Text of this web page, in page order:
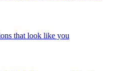
that look like you